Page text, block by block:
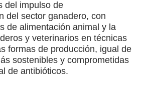
del impulso de
del sector ganadero, con
de alimentación animal y la
y veterinarios en técnicas
formas de producción, igual de
sostenibles y comprometidas
de antibióticos.